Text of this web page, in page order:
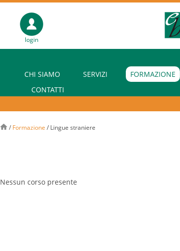
login
CHI SIAMO SERVIZI FORMAZIONE
CONTATTI
/ Formazione / Lingue straniere
Nessun corso presente